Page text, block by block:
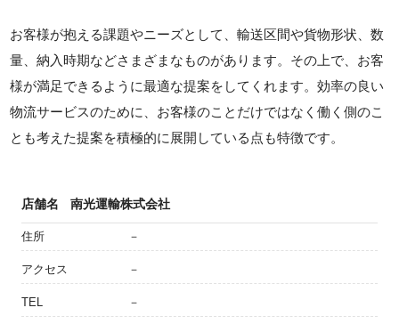
お客様が抱える課題やニーズとして、輸送区間や貨物形状、数
量、納入時期などさまざまなものがあります。その上で、お客
様が満足できるように最適な提案をしてくれます。効率の良い
物流サービスのために、お客様のことだけではなく働く側のこ
とも考えた提案を積極的に展開している点も特徴です。
店舗名 南光運輸株式会社
住所 －
アクセス －
TEL －